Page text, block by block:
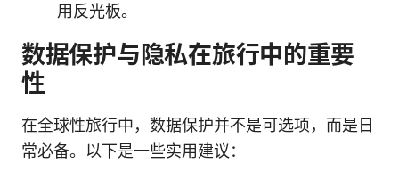
用反光板。
数据保护与隐私在旅行中的重要
性
在全球性旅行中，数据保护并不是可选项，而是日
常必备。以下是一些实用建议：